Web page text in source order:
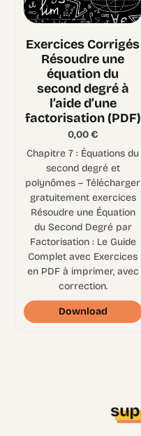
Exercices Corrigés
Résoudre une
équation du
second degré à
l’aide d’une
factorisation (PDF)
0,00€
Chapitre 7 : Équations du
second degré et
polynômes – Télécharger
gratuitement exercices
Résoudre une Équation
du Second Degré par
Factorisation : Le Guide
Complet avec Exercices
en PDF à imprimer, avec
correction.
Download